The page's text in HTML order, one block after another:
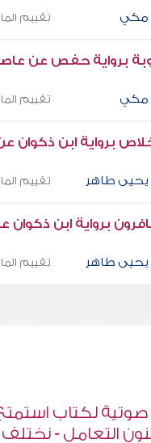
مكي تقييم
برواية حفص عن
مكي تقييم
برواية ابن ذكوان
طاهر تقييم
برواية ابن ذكوان
طاهر تقييم
إبليس 45